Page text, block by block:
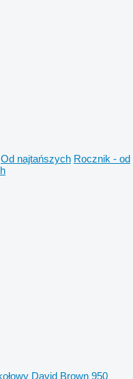
Od najtańszych Rocznik - od
David Brown 950